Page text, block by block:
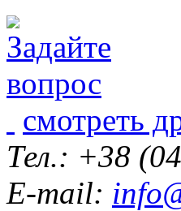
смотреть
Тел.: +38
E-mail: